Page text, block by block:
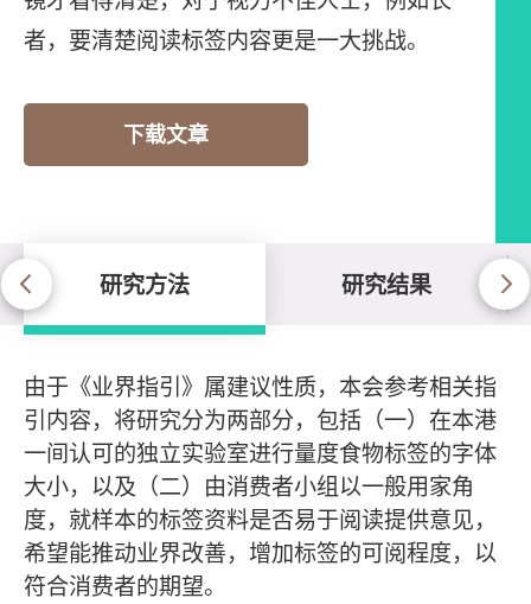
者，要清楚阅读标签内容更是一大挑战。
下载文章
研究方法 研究结果
研究方法
由于《业界指引》属建议性质，本会参考相关指
引内容，将研究分为两部分，包括（一）在本港
一间认可的独立实验室进行量度食物标签的字体
大小，以及（二）由消费者小组以一般用家角
度，就样本的标签资料是否易于阅读提供意见，
希望能推动业界改善，增加标签的可阅程度，以
符合消费者的期望。